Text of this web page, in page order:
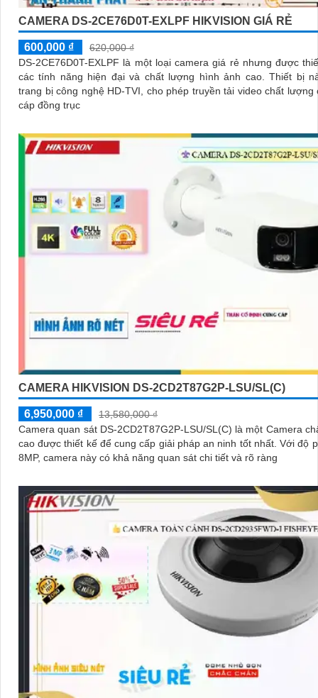
CAMERA DS-2CE76D0T-EXLPF HIKVISION GIÁ RẺ
600,000 ₫
620,000 ₫
DS-2CE76D0T-EXLPF là một loại camera giá rẻ nhưng được
các tính năng hiện đại và chất lượng hình ảnh cao. Thiết bị này được
trang bị công nghệ HD-TVI, cho phép truyền tải video chất lượng
cáp đồng trục
CAMERA HIKVISION DS-2CD2T87G2P-LSU/SL(C)
6,950,000 ₫
13,580,000 ₫
Camera quan sát DS-2CD2T87G2P-LSU/SL(C) là một Camera
cao được thiết kế để cung cấp giải pháp an ninh tốt nhất. Với độ phân giải
8MP, camera này có khả năng quan sát chi tiết và rõ ràng